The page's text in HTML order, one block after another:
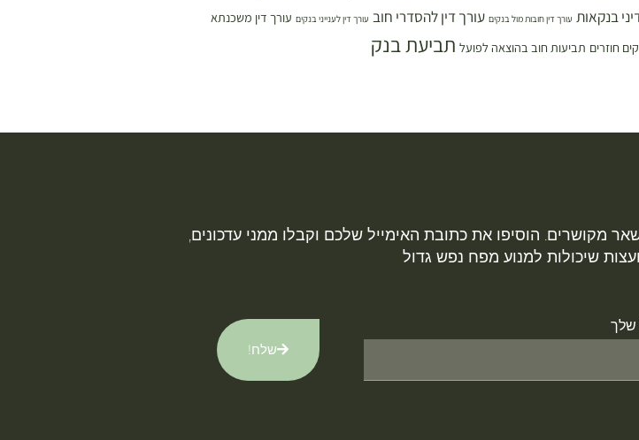
בנקאות עורך דין חובות מול בנקים עורך דין להסדרי חוב עורך דין לענייני בנקים עורך דין משכנתא
חוזרים תביעות חוב בהוצאה לפועל תביעת בנק
מקושרים. הוסיפו את כתובת האימייל שלכם וקבלו ממני עדכונים,
שיכולות למנוע מפח נפש גדול
שלך
שלח!